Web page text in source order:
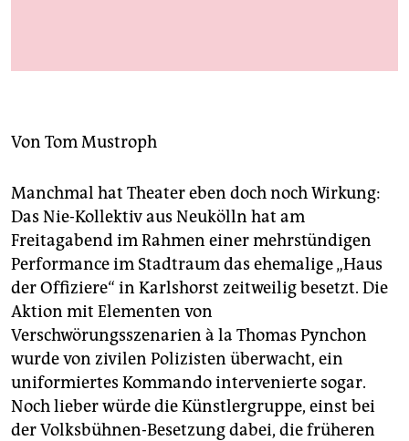
verlag
shop
unterstützen
genossenschaft
epaper login
Von Tom Mustroph
Manchmal hat Theater eben doch noch Wirkung:
Das Nie-Kollektiv aus Neukölln hat am
Freitagabend im Rahmen einer mehrstündigen
Performance im Stadtraum das ehemalige „Haus
der Offiziere“ in Karlshorst zeitweilig besetzt. Die
Aktion mit Elementen von
Verschwörungsszenarien à la Thomas Pynchon
wurde von zivilen Polizisten überwacht, ein
uniformiertes Kommando intervenierte sogar.
Noch lieber würde die Künstlergruppe, einst bei
der Volksbühnen-Besetzung dabei, die früheren